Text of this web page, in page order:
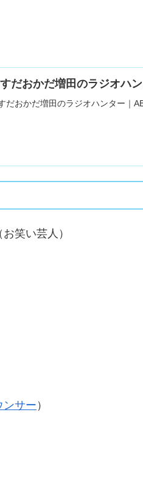
だおかだ増田のラジオハ
だおかだ増田のラジオハンター｜
笑い芸人）
ンサー ）